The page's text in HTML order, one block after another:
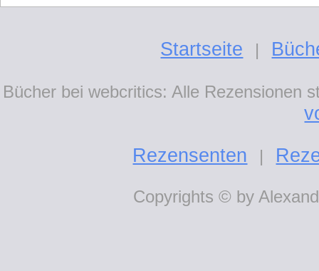
Startseite |
Bücher bei webcritics: Alle Rezensionen
Rezensenten
|
Copyrights © by